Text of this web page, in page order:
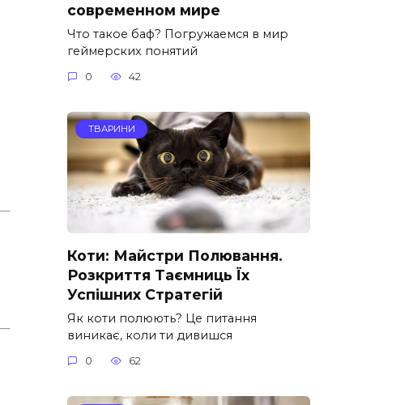
современном мире
Что такое баф? Погружаемся в мир
геймерских понятий
0 42
ТВАРИНИ
Коти: Майстри Полювання.
Розкриття Таємниць Їх
Успішних Стратегій
Як коти полюють? Це питання
виникає, коли ти дивишся
0 62